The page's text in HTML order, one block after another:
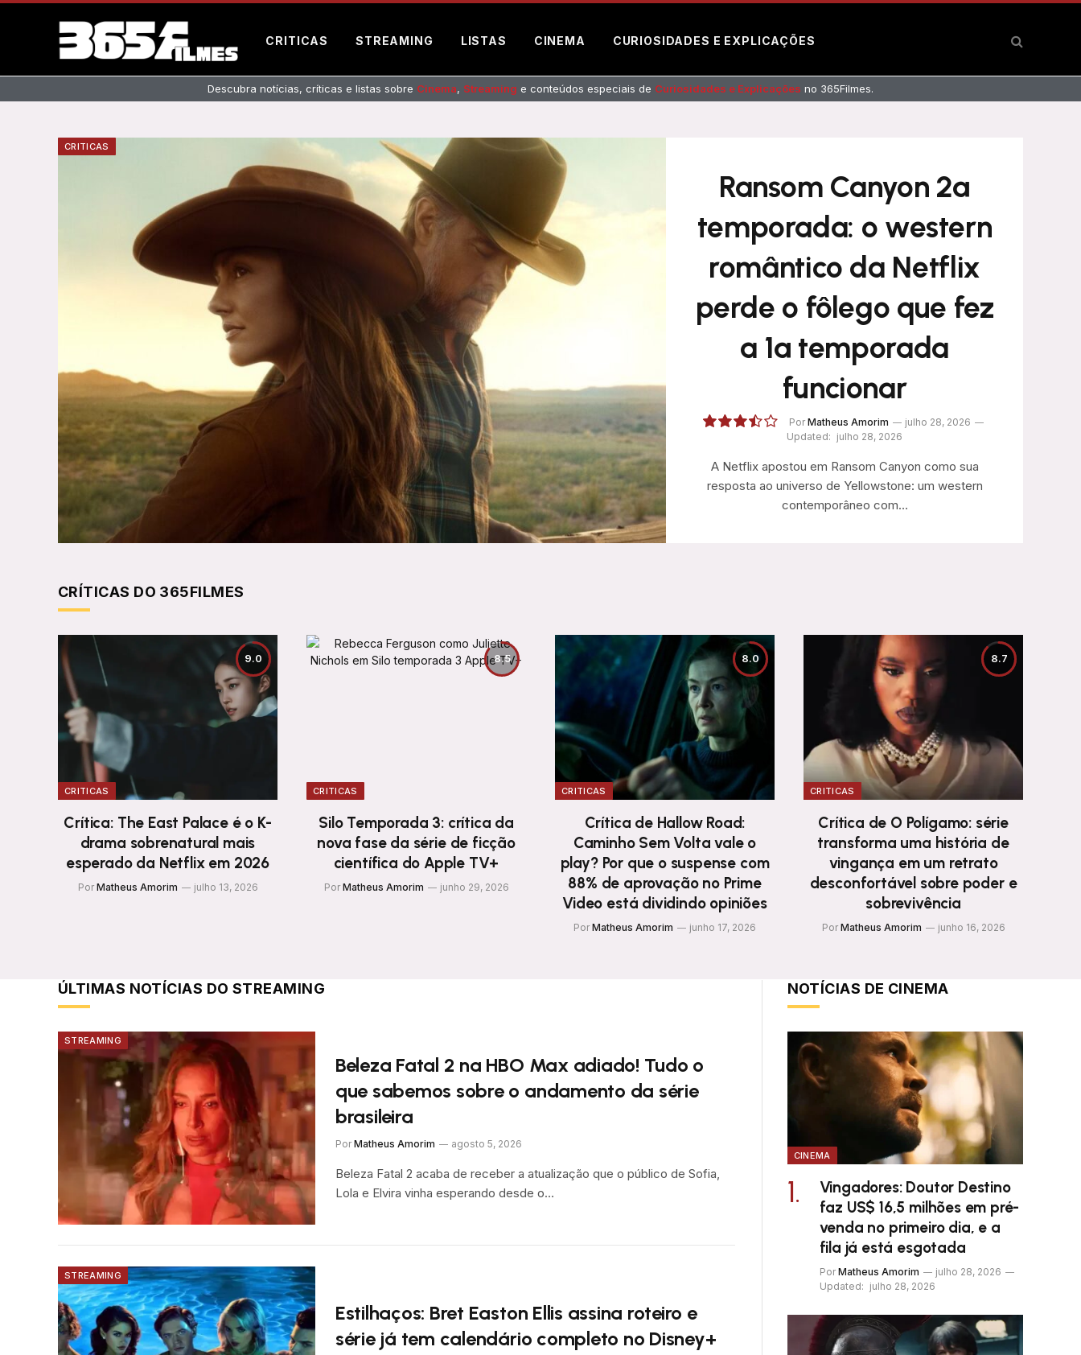
CRITICAS STREAMING LISTAS CINEMA CURIOSIDADES E EXPLICAÇÕES
Descubra notícias, críticas e listas sobre Cinema, Streaming e conteúdos especiais de Curiosidades e Explicações no 365Filmes.
CRITICAS
Ransom Canyon 2ª
temporada: o western
romântico da Netflix
perde o fôlego que fez
a 1ª temporada
funcionar
Por Matheus Amorim
julho 28, 2026
Updated: julho 28, 2026
A Netflix apostou em Ransom Canyon como sua
resposta ao universo de Yellowstone: um western
contemporâneo com…
CRÍTICAS DO 365FILMES
9.0
CRITICAS
Crítica: The East Palace é o K-
drama sobrenatural mais
esperado da Netflix em 2026
Por Matheus Amorim julho 13, 2026
8.5
CRITICAS
Silo Temporada 3: crítica da
nova fase da série de ficção
científica do Apple TV+
Por Matheus Amorim junho 29, 2026
8.0
CRITICAS
Crítica de Hallow Road:
Caminho Sem Volta vale o
play? Por que o suspense com
88% de aprovação no Prime
Video está dividindo opiniões
Por Matheus Amorim junho 17, 2026
8.7
CRITICAS
Crítica de O Polígamo: série
transforma uma história de
vingança em um retrato
desconfortável sobre poder e
sobrevivência
Por Matheus Amorim junho 16, 2026
ÚLTIMAS NOTÍCIAS DO STREAMING
STREAMING
Beleza Fatal 2 na HBO Max adiado! Tudo o
que sabemos sobre o andamento da série
brasileira
Por Matheus Amorim agosto 5, 2026
Beleza Fatal 2 acaba de receber a atualização que o público de Sofia,
Lola e Elvira vinha esperando desde o…
STREAMING
Estilhaços: Bret Easton Ellis assina roteiro e
série já tem calendário completo no Disney+
NOTÍCIAS DE CINEMA
CINEMA
Vingadores: Doutor Destino
faz US$ 16,5 milhões em pré-
venda no primeiro dia, e a
fila já está esgotada
Por Matheus Amorim
julho 28, 2026
Updated: julho 28, 2026